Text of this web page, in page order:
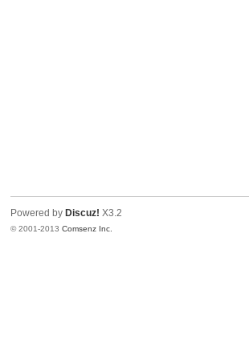
Powered by Discuz! X3.2
© 2001-2013Comsenz Inc.